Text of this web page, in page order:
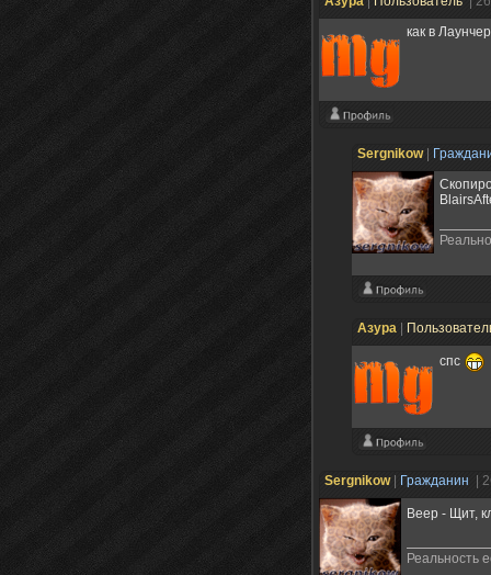
как в
Sergnikow|
Азура
спс
Sergnikow| Гражданин |
Веер - Щит,
Реальность